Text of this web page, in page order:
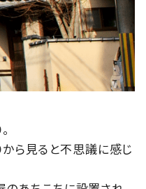
ら見ると不思議に感じ